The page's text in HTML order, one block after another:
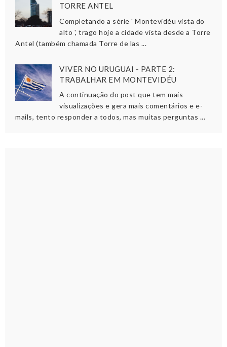
TORRE ANTEL
Completando a série ' Montevidéu vista do
alto ', trago hoje a cidade vista desde a Torre
Antel (também chamada Torre de las ...
VIVER NO URUGUAI - PARTE 2:
TRABALHAR EM MONTEVIDÉU
A continuação do post que tem mais
visualizações e gera mais comentários e e-
mails, tento responder a todos, mas muitas perguntas ...